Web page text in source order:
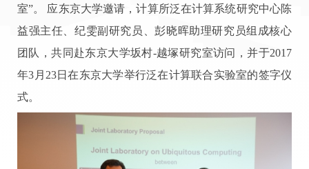
室”。 应东京大学邀请，计算所泛在计算系统研究中心陈
益强主任、纪雯副研究员、彭晓晖助理研究员组成核心
团队，共同赴东京大学坂村-越塚研究室访问，并于2017
年3月23日在东京大学举行泛在计算联合实验室的签字仪
式。